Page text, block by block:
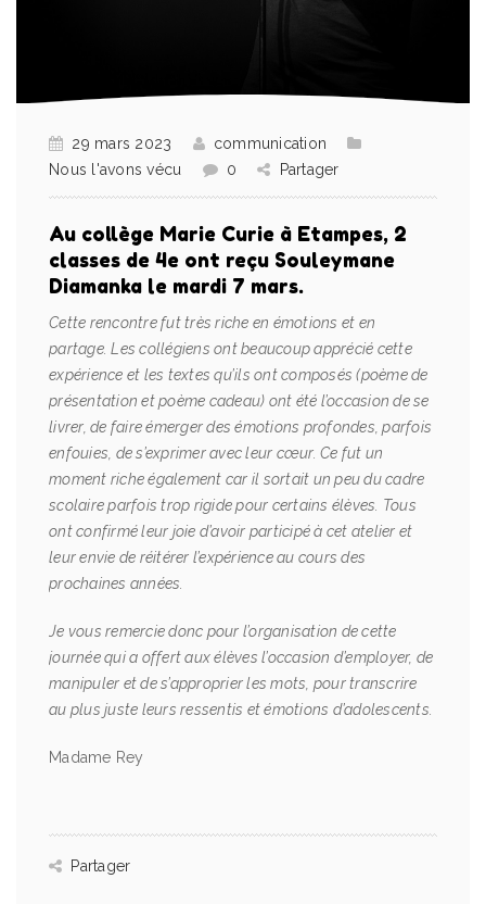
29 mars 2023
communication
Nous l'avons vécu
0 Partager
Au collège Marie Curie à Etampes, 2
classes de 4e ont reçu Souleymane
Diamanka le mardi 7 mars.
Cette rencontre fut très riche en émotions et en
partage. Les collégiens ont beaucoup apprécié cette
expérience et les textes qu’ils ont composés (poème de
présentation et poème cadeau) ont été l’occasion de se
livrer, de faire émerger des émotions profondes, parfois
enfouies, de s’exprimer avec leur cœur. Ce fut un
moment riche également car il sortait un peu du cadre
scolaire parfois trop rigide pour certains élèves. Tous
ont confirmé leur joie d’avoir participé à cet atelier et
leur envie de réitérer l’expérience au cours des
prochaines années.
Je vous remercie donc pour l’organisation de cette
journée qui a offert aux élèves l’occasion d’employer, de
manipuler et de s’approprier les mots, pour transcrire
au plus juste leurs ressentis et émotions d’adolescents.
Madame Rey
Partager